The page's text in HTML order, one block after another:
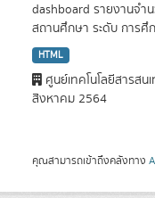
dashboard รายงานจำ
สถานศึกษา ระดับ การศึ
HTML
ศูนย์เทคโนโลยีสารส
สิงหาคม 2564
คุณสามารถเข้าถึงคลังทาง